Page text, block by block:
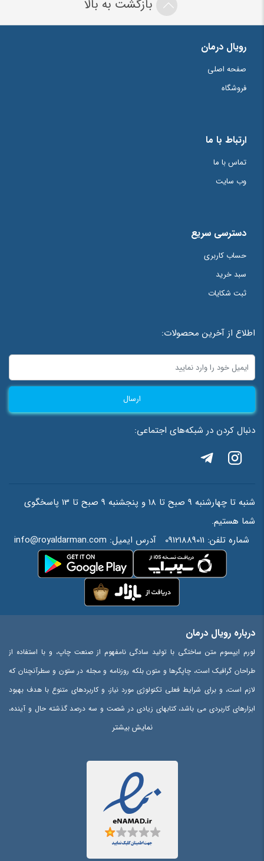
بازگشت به بالا
رویال درمان
صفحه اصلی
فروشگاه
ارتباط با ما
تماس با ما
وب سایت
دسترسی سریع
حساب کاربری
سبد خرید
ثبت شکایات
اطلاع از آخرین محصولات:
ارسال
دنبال کردن در شبکه‌های اجتماعی:
شنبه تا چهارشنبه 9 صبح تا 18 و پنجشنبه 9 صبح تا 13 پاسخگوی
شما هستیم.
شماره تلفن: 09121889011 آدرس ایمیل: info@royaldarman.com
درباره رویال درمان
لورم ایپسوم متن ساختگی با تولید سادگی نامفهوم از صنعت چاپ، و با استفاده از
طراحان گرافیک است، چاپگرها و متون بلکه روزنامه و مجله در ستون و سطرآنچنان که
لازم است، و برای شرایط فعلی تکنولوژی مورد نیاز، و کاربردهای متنوع با هدف بهبود
ابزارهای کاربردی می باشد، کتابهای زیادی در شصت و سه درصد گذشته حال و آینده،
شناخت فراوان جامعه و متخصصان را می طلبد، تا با نرم افزارها شناخت بیشتری را
ایجاد کرد، در این صورت می توان امید داشت که تمام و دشواری موجود در ارائه
راهکارها، و شرایط سخت تایپ به پایان رسد و زمان مورد نیاز شامل حروفچینی
دستاوردهای اصلی، و جوابگوی سوالات پیوسته اهل دنیای موجود طراحی اساسا مورد
نمایش بیشتر